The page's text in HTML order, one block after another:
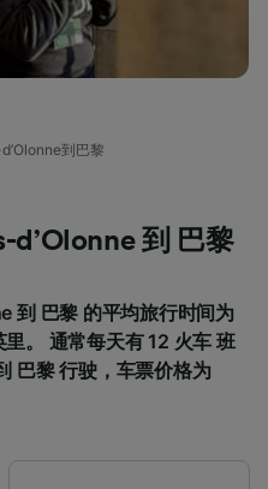
到巴黎
d’Olonne 到 巴黎
到 巴黎 的平均旅行时间为
。 通常每天有 12 火车 班
巴黎 行驶，车票价格为